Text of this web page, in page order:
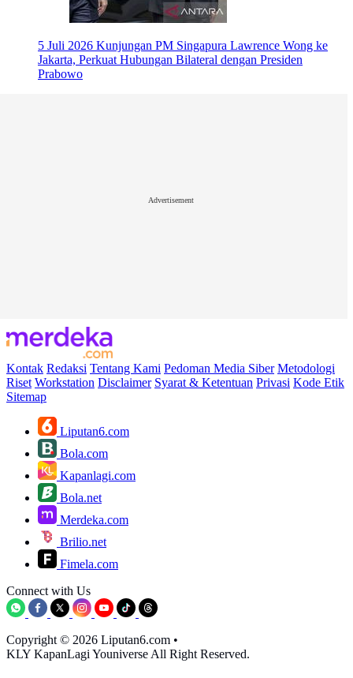
5 Juli 2026 Kunjungan PM Singapura Lawrence Wong ke
Jakarta, Perkuat Hubungan Bilateral dengan Presiden
Prabowo
Advertisement
Kontak Redaksi Tentang Kami Pedoman Media Siber Metodologi
Riset Workstation Disclaimer Syarat & Ketentuan Privasi Kode Etik
Sitemap
Liputan6.com
Bola.com
Kapanlagi.com
Bola.net
Merdeka.com
Brilio.net
Fimela.com
Connect with Us
Copyright © 2026 Liputan6.com •
KLY KapanLagi Youniverse All Right Reserved.